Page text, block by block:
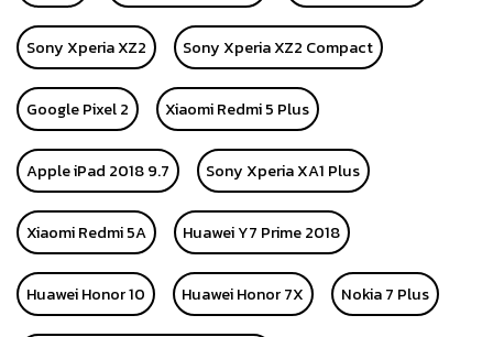
Sony Xperia XZ2 Sony Xperia XZ2 Compact
Google Pixel 2 Xiaomi Redmi 5 Plus
Apple iPad 2018 9.7 Sony Xperia XA1 Plus
Xiaomi Redmi 5A Huawei Y7 Prime 2018
Huawei Honor 10 Huawei Honor 7X Nokia 7 Plus